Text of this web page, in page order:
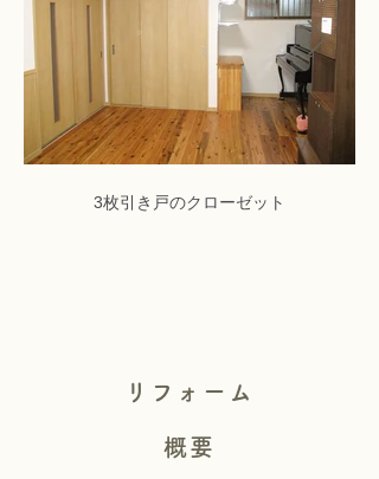
3枚引き戸のクローゼット
リフォーム
概要